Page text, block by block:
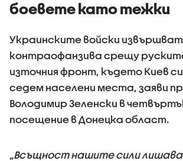
боевете като тежки
Украинските войски извършват
контраофанзива срещу
източния фронт, където Киев
седем населени места, заяви
Володимир Зеленски в
посещение в Донецка област.
„Всъщност нашите сили